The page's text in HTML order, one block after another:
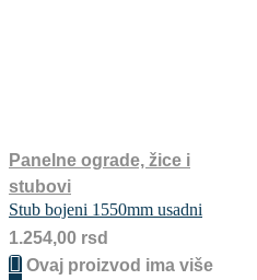
Panelne ograde, žice i
stubovi
Stub bojeni 1550mm usadni
1.254,00 rsd
Ovaj proizvod ima više